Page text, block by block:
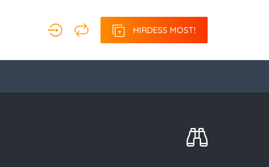
HIRDESS MOST!